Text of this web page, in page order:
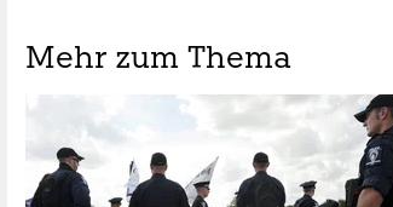
Mehr zum Thema